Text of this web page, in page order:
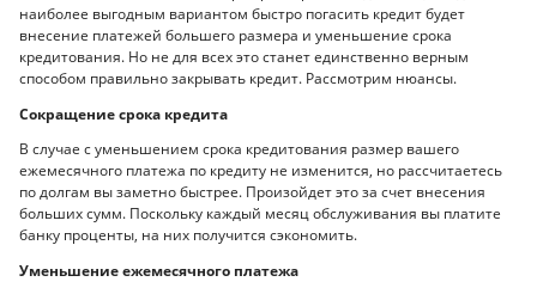
наиболее выгодным вариантом быстро погасить кредит будет
внесение платежей большего размера и уменьшение срока
кредитования. Но не для всех это станет единственно верным
способом правильно закрывать кредит. Рассмотрим нюансы.
Сокращение срока кредита
В случае с уменьшением срока кредитования размер вашего
ежемесячного платежа по кредиту не изменится, но рассчитаетесь
по долгам вы заметно быстрее. Произойдет это за счет внесения
больших сумм. Поскольку каждый месяц обслуживания вы платите
банку проценты, на них получится сэкономить.
Уменьшение ежемесячного платежа